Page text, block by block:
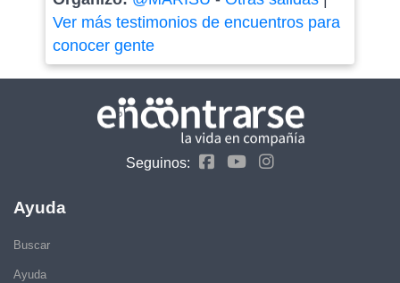
Ver más testimonios de encuentros para
conocer gente
Seguinos:
Ayuda
Buscar
Ayuda